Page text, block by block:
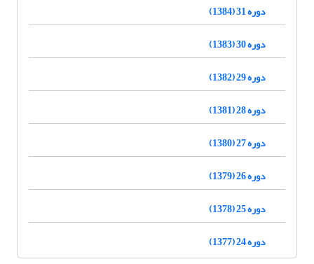
دوره 31 (1384)
دوره 30 (1383)
دوره 29 (1382)
دوره 28 (1381)
دوره 27 (1380)
دوره 26 (1379)
دوره 25 (1378)
دوره 24 (1377)